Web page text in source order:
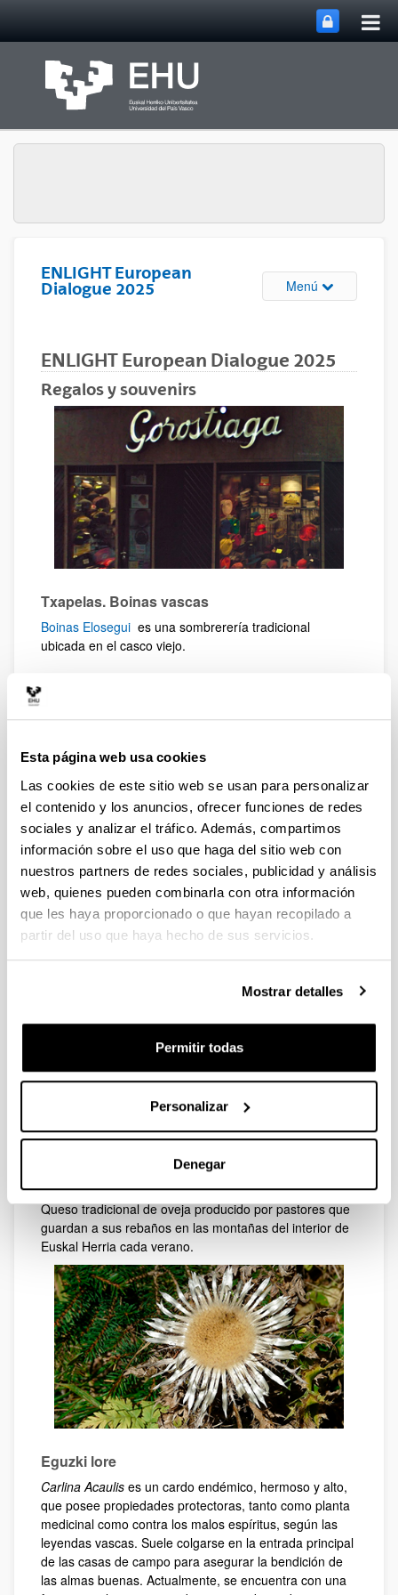
Esta página web usa cookies
Las cookies de este sitio web se usan para personalizar
el contenido y los anuncios, ofrecer funciones de redes
sociales y analizar el tráfico. Además, compartimos
información sobre el uso que haga del sitio web con
nuestros partners de redes sociales, publicidad y análisis
web, quienes pueden combinarla con otra información
que les haya proporcionado o que hayan recopilado a
partir del uso que haya hecho de sus servicios.
Mostrar detalles
Permitir todas
Personalizar
Denegar
ENLIGHT European
Dialogue 2025
Menú Abrir/cerrar
ENLIGHT European Dialogue 2025
Regalos y souvenirs
Txapelas. Boinas vascas
Boinas Elosegui es una sombrerería tradicional
ubicada en el casco viejo.
Txakoli
La costa vasca produce un vino blanco ligeramente
espumoso que podrás degustar en Bilbao y quizás
Queso Idiazabal
Queso tradicional de oveja producido por pastores que
guardan a sus rebaños en las montañas del interior de
Euskal Herria cada verano.
Eguzki lore
Carlina Acaulis es un cardo endémico, hermoso y alto,
que posee propiedades protectoras, tanto como planta
medicinal como contra los malos espíritus, según las
leyendas vascas. Suele colgarse en la entrada principal
de las casas de campo para asegurar la bendición de
las almas buenas. Actualmente, se encuentra con una